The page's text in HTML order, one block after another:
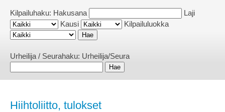
Kilpailuhaku: Hakusana
Laji
Kausi
Kilpailuluokka
Urheilija / Seurahaku: Urheilija/Seura
Hiihtoliitto, tulokset